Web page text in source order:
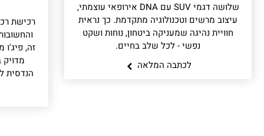
שלושה דגמי SUV עם DNA אירופאי עוצמתי,
עיצוב מרשים וטכנולוגיה מתקדמת. כך נראית
חוויית נהיגה שמעניקה ביטחון, נוחות ושקט
נפשי - לכל שלב בחיים.
לכתבה המלאה
רכישת
זה,
מדויק
הנדסית